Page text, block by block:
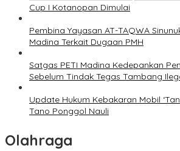
Cup I Kotanopan Dimulai
Pembina Yayasan AT-TAQWA
Madina Terkait Dugaan PMH
Satgas PETI Madina Kedepankan
Sebelum Tindak Tegas Tambang
Update Hukum Kebakaran Mobil
Tano Ponggol Nauli
Olahraga